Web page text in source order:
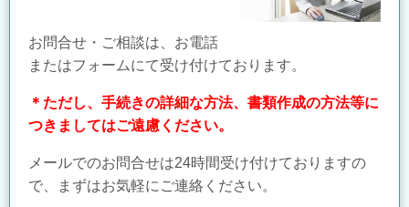
お問合せ・ご相談は、お電話
またはフォームにて受け付けております。
＊ただし、手続きの詳細な方法、書類作成の方法等に
つきましてはご遠慮ください。
メールでのお問合せは24時間受け付けておりますの
で、まずはお気軽にご連絡ください。